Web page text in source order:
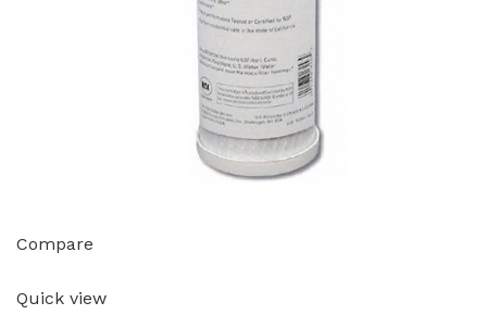
Compare
Quick view